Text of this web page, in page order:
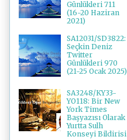
Günlükleri 711
(16-20 Haziran
2021)
SA12031/SD3822:
Seçkin Deniz
Twitter
Günlükleri 970
(21-25 Ocak 2025)
SA3248/KY33-
YO118: Bir New
York Times
Başyazısı Olarak
Yurtta Sulh
Konseyi Bildirisi